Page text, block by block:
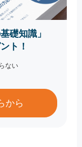
礎知識」
ト！
ない
から